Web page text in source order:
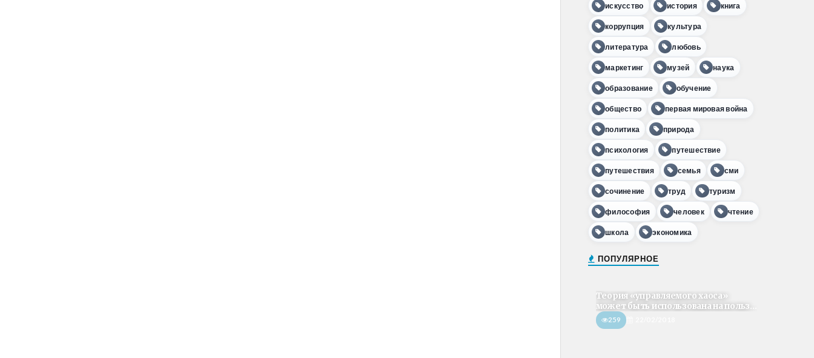
искусство история книга
коррупция культура
литература любовь
маркетинг музей наука
образование обучение
общество первая мировая война
политика природа
психология путешествие
путешествия семья сми
сочинение труд туризм
философия человек чтение
школа экономика
ПОПУЛЯРНОЕ
Теория «управляемого хаоса»
может быть использована на польз...
259